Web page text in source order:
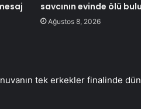
savcının evinde ölü
Ağustos 8, 2026
tek erkekler finalinde